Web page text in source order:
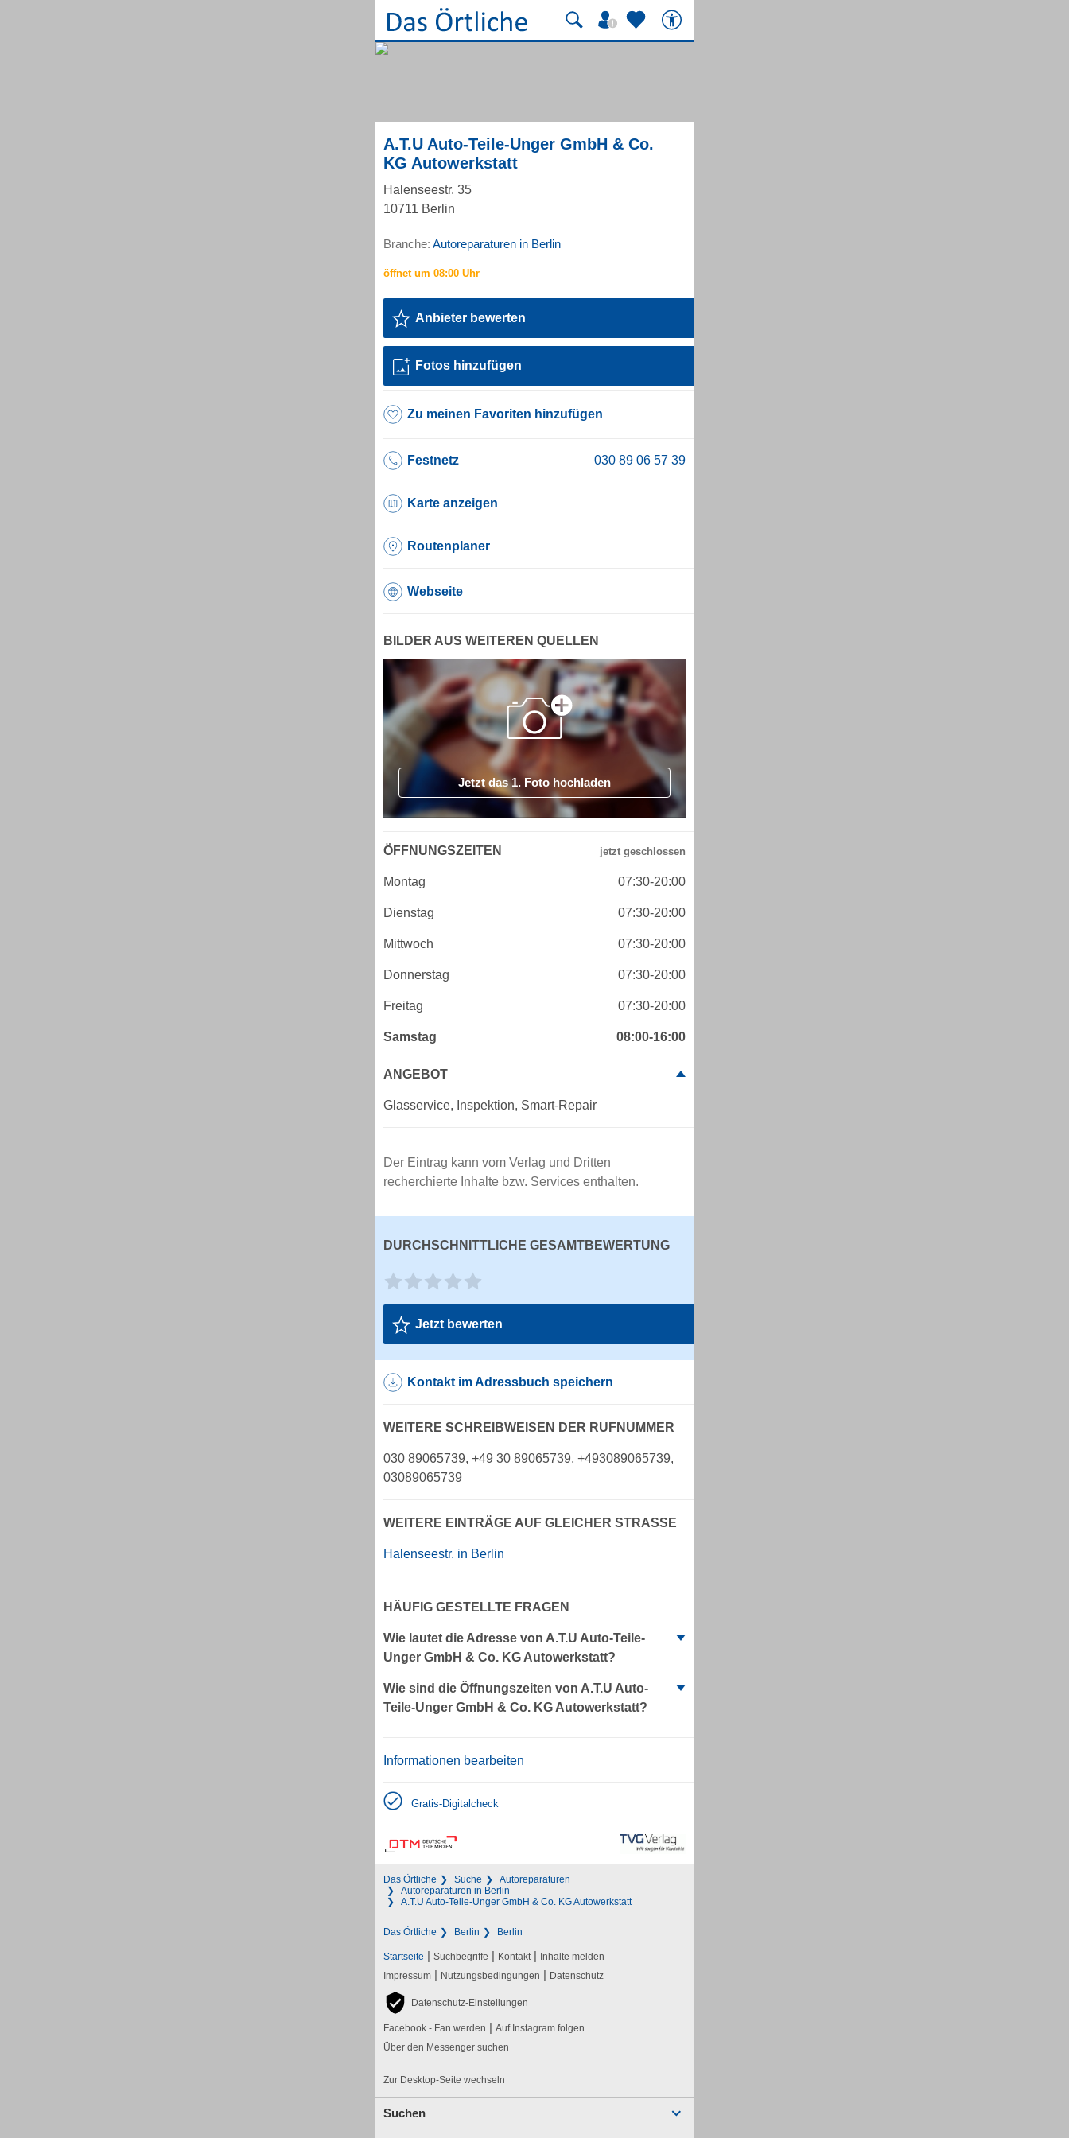
A.T.U Auto-Teile-Unger GmbH & Co.
KG Autowerkstatt
Halenseestr. 35
10711 Berlin
Branche: Autoreparaturen in Berlin
Anbieter bewerten
Fotos hinzufügen
Zu meinen Favoriten hinzufügen
Festnetz
Karte anzeigen
Routenplaner
Webseite
BILDER AUS WEITEREN QUELLEN
Jetzt das 1. Foto hochladen
ÖFFNUNGSZEITEN
Montag 07:30-20:00
Dienstag 07:30-20:00
Mittwoch 07:30-20:00
Donnerstag 07:30-20:00
Freitag 07:30-20:00
Samstag 08:00-16:00
ANGEBOT
Glasservice, Inspektion, Smart-Repair
Der Eintrag kann vom Verlag und Dritten
recherchierte Inhalte bzw. Services enthalten.
DURCHSCHNITTLICHE GESAMTBEWERTUNG
Jetzt bewerten
Kontakt im Adressbuch speichern
WEITERE SCHREIBWEISEN DER RUFNUMMER
030 89065739, +49 30 89065739, +493089065739,
03089065739
WEITERE EINTRÄGE AUF GLEICHER STRASSE
Halenseestr. in Berlin
HÄUFIG GESTELLTE FRAGEN
Wie lautet die Adresse von A.T.U Auto-Teile-
Unger GmbH & Co. KG Autowerkstatt?
Wie sind die Öffnungszeiten von A.T.U Auto-
Teile-Unger GmbH & Co. KG Autowerkstatt?
Informationen bearbeiten
Gratis-Digitalcheck
Das Örtliche Suche
Autoreparaturen
Autoreparaturen in Berlin
A.T.U Auto-Teile-Unger GmbH & Co. KG Autowerkstatt
Das Örtliche Berlin Berlin
Startseite | Suchbegriffe | Kontakt | Inhalte melden
Impressum | Nutzungsbedingungen | Datenschutz
Datenschutz-Einstellungen
Facebook - Fan werden | Auf Instagram folgen
Über den Messenger suchen
Zur Desktop-Seite wechseln
Suchen